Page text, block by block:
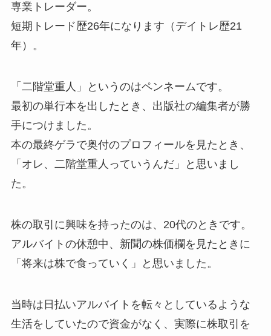
専業トレーダー。
短期トレード歴26年になります（デイトレ歴21
年）。
「二階堂重人」というのはペンネームです。
最初の単行本を出したとき、出版社の編集者が勝
手につけました。
本の最終ゲラで奥付のプロフィールを見たとき、
「オレ、二階堂重人っていうんだ」と思いまし
た。
株の取引に興味を持ったのは、20代のときです。
アルバイトの休憩中、新聞の株価欄を見たときに
「将来は株で食っていく」と思いました。
当時は日払いアルバイトを転々としているような
生活をしていたので資金がなく、実際に株取引を